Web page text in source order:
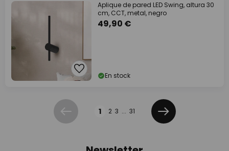
Aplique de pared LED Swing, altura 30
cm, CCT, metal, negro
49,90 €
En stock
Anterior 1 2 3 ... 31
Siguiente